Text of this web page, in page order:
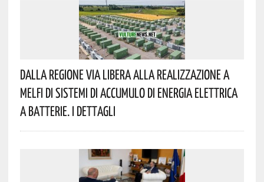
Dalla Regione Via Libera Alla Realizzazione A
Melfi Di Sistemi Di Accumulo Di Energia Elettrica
A Batterie. I Dettagli